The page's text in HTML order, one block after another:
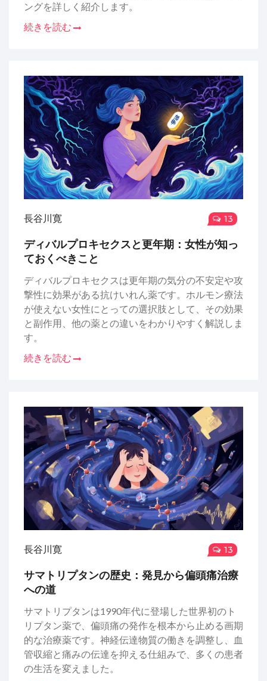
ングを詳しく紹介します。
続きを読む
長谷川寛 13
ディバルプロキセクスと更年期：女性が知っ
ておくべきこと
ディバルプロキセクスは更年期の気分の不安定や攻
撃性に効果がある抗けいれん薬です。ホルモン療法
が使えない女性にとっての選択肢として、その効果
と副作用、他の薬との違いをわかりやすく解説しま
す。
続きを読む
長谷川寛 13
サマトリプタンの歴史：発見から偏頭痛治療
への道
サマトリプタンは1990年代に登場した世界初のト
リプタン薬で、偏頭痛の発作を根本から止める画期
的な治療薬です。神経伝達物質の働きを調整し、血
管収縮と痛みの伝達を抑える仕組みで、多くの患者
の生活を変えました。